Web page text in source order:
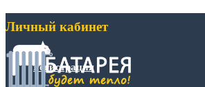
Личный кабинет
Регистрация